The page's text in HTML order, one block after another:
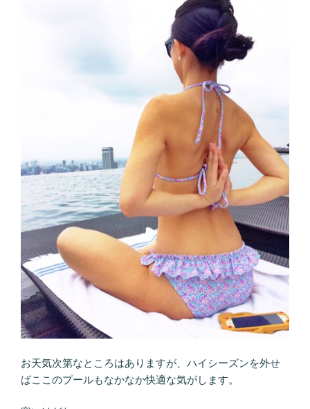
お天気次第なところはありますが、ハイシーズンを外せ
ばここのプールもなかなか快適な気がします。